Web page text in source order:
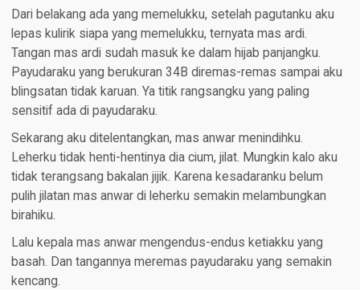
Dari belakang ada yang memelukku, setelah pagutanku aku
lepas kulirik siapa yang memelukku, ternyata mas ardi.
Tangan mas ardi sudah masuk ke dalam hijab panjangku.
Payudaraku yang berukuran 34B diremas-remas sampai aku
blingsatan tidak karuan. Ya titik rangsangku yang paling
sensitif ada di payudaraku.
Sekarang aku ditelentangkan, mas anwar menindihku.
Leherku tidak henti-hentinya dia cium, jilat. Mungkin kalo aku
tidak terangsang bakalan jijik. Karena kesadaranku belum
pulih jilatan mas anwar di leherku semakin melambungkan
birahiku.
Lalu kepala mas anwar mengendus-endus ketiakku yang
basah. Dan tangannya meremas payudaraku yang semakin
kencang.